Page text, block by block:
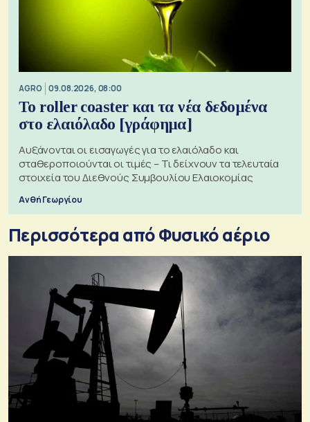
AGRO 09.08.2026, 08:00
Το roller coaster και τα νέα δεδομένα
στο ελαιόλαδο [γράφημα]
Αυξάνονται οι εισαγωγές για το ελαιόλαδο και
σταθεροποιούνται οι τιμές – Τι δείχνουν τα τελευταία
στοιχεία του Διεθνούς Συμβουλίου Ελαιοκομίας
Ανθή Γεωργίου
Περισσότερα από Φυσικό αέριο